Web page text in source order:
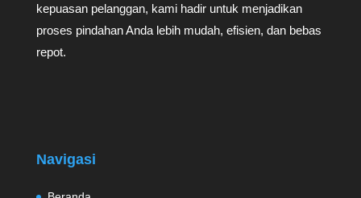
kepuasan pelanggan, kami hadir untuk menjadikan
proses pindahan Anda lebih mudah, efisien, dan bebas
repot.
Navigasi